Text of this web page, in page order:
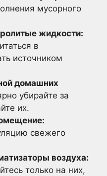
мусорного
жидкости:
в
источником
домашних
убирайте за
их.
свежего
воздуха:
только на них,